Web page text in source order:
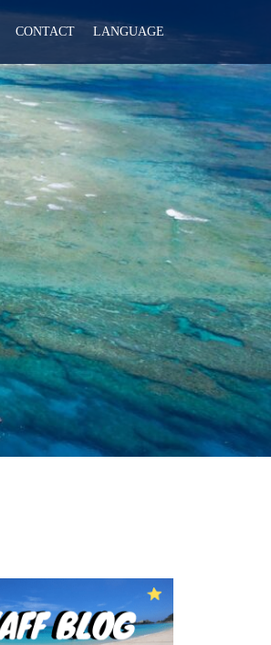
CONTACT LANGUAGE